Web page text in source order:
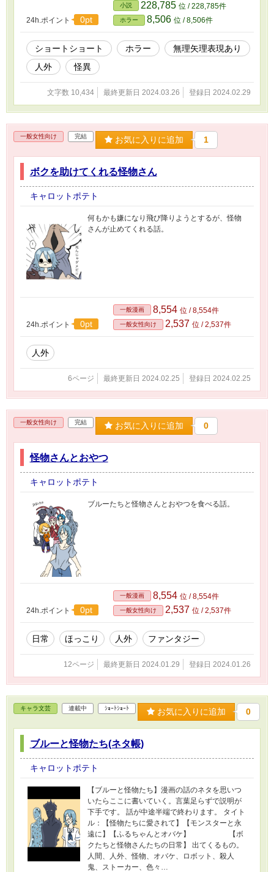
24h.ポイント 0pt
小説 228,785 位 / 228,785件
ホラー 8,506 位 / 8,506件
ショートショート ホラー
無理矢理表現あり
人外
怪異
文字数 10,434 最終更新日 2024.03.26 登録日 2024.02.29
一般女性向け 完結 お気に入りに追加 1
ボクを助けてくれる怪物さん
キャロットポテト
何もかも嫌になり飛び降りようとするが、怪物
さんが止めてくれる話。
24h.ポイント 0pt
一般漫画 8,554 位 / 8,554件
一般女性向け 2,537 位 / 2,537件
人外
6ページ 最終更新日 2024.02.25 登録日 2024.02.25
一般女性向け 完結 お気に入りに追加 0
怪物さんとおやつ
キャロットポテト
ブルーたちと怪物さんとおやつを食べる話。
24h.ポイント 0pt
一般漫画 8,554 位 / 8,554件
一般女性向け 2,537 位 / 2,537件
日常 ほっこり 人外 ファンタジー
12ページ 最終更新日 2024.01.29 登録日 2024.01.26
キャラ文芸 連載中 ｼｮｰﾄｼｮｰﾄ お気に入りに追加 0
ブルーと怪物たち(ネタ帳)
キャロットポテト
【ブルーと怪物たち】漫画の話のネタを思いつ
いたらここに書いていく。言葉足らずで説明が
下手です。 話が中途半端で終わります。 タイト
ル：【怪物たちに愛されて】【モンスターと永
遠に】【ふるちゃんとオバケ】 【ボ
クたちと怪物さんたちの日常】 出てくるもの。
人間、人外、怪物、オバケ、ロボット、殺人
鬼、ストーカー、色々…